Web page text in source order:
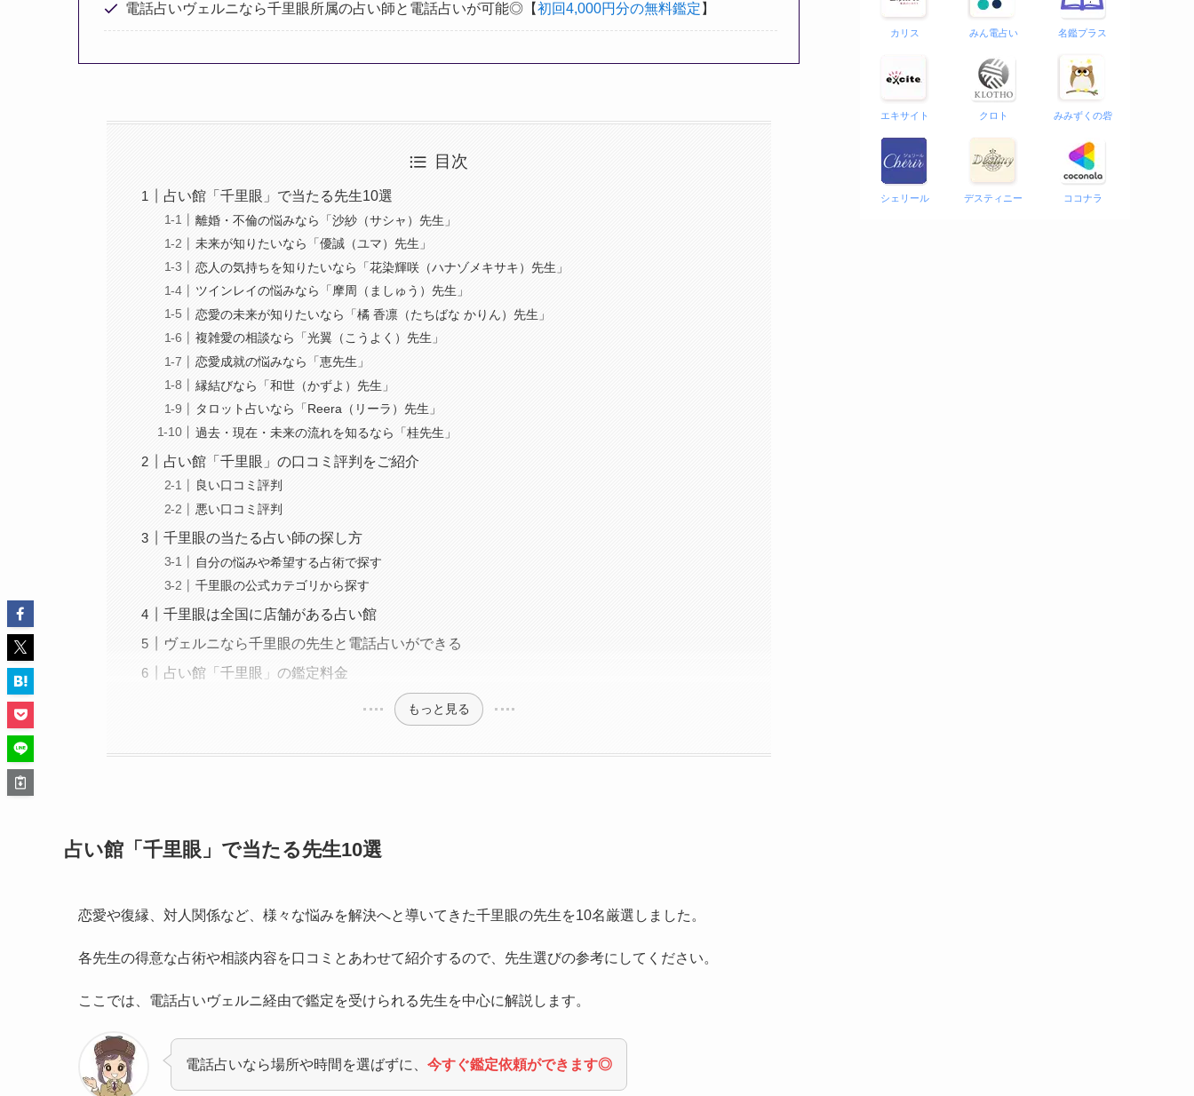
電話占いヴェルニなら千里眼所属の占い師と電話占いが可能◎【初回4,000円分の無料鑑定 】
目次
占い館「千里眼」で当たる先生10選
離婚・不倫の悩みなら「沙紗（サシャ）先生」
未来が知りたいなら「優誠（ユマ）先生」
恋人の気持ちを知りたいなら「花染輝咲（ハナゾメキサキ）先生」
ツインレイの悩みなら「摩周（ましゅう）先生」
恋愛の未来が知りたいなら「橘 香凛（たちばな かりん）先生」
複雑愛の相談なら「光翼（こうよく）先生」
恋愛成就の悩みなら「恵先生」
縁結びなら「和世（かずよ）先生」
タロット占いなら「Reera（リーラ）先生」
過去・現在・未来の流れを知るなら「桂先生」
占い館「千里眼」の口コミ評判をご紹介
良い口コミ評判
悪い口コミ評判
千里眼の当たる占い師の探し方
自分の悩みや希望する占術で探す
千里眼の公式カテゴリから探す
千里眼は全国に店舗がある占い館
ヴェルニなら千里眼の先生と電話占いができる
占い館「千里眼」の鑑定料金
もっと見る
占い館「千里眼」で当たる先生10選
恋愛や復縁、対人関係など、様々な悩みを解決へと導いてきた千里眼の先生を10名厳選しました。
各先生の得意な占術や相談内容を口コミとあわせて紹介するので、先生選びの参考にしてください。
ここでは、電話占いヴェルニ経由で鑑定を受けられる先生を中心に解説します。
電話占いなら場所や時間を選ばずに、 今すぐ鑑定依頼ができます◎
カリス みん電占い 名鑑プラス
エキサイト クロト みみずくの砦
シェリール デスティニー ココナラ